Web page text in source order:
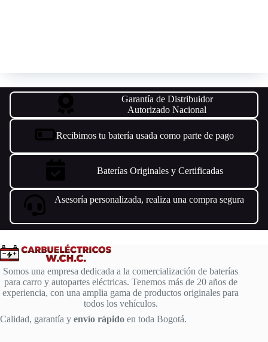
Garantía de Distribuidor
Autorizado Nacional
Recibimos tu batería usada como parte de pago
Baterías Originales y Certificadas
Asesoría personalizada, realiza una compra segura
Somos una empresa dedicada a la comercialización de baterías
para carro y autopartes eléctricas. Tenemos más de 20 años de
experiencia, con una amplia gama de productos originales para
todos los vehículos.
Calidad, garantía y envío rápido en toda Bogotá.